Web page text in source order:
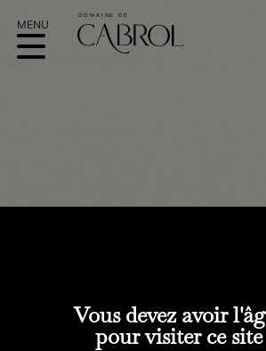
SARL
Vous devez avoir
pour visiter ce